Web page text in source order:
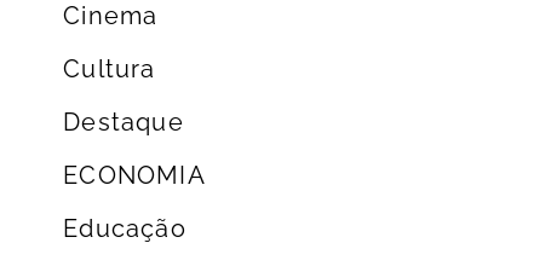
Cinema
Cultura
Destaque
ECONOMIA
Educação